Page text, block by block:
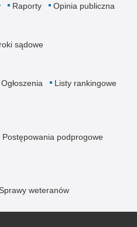
Raporty Opinia publiczna
sądowe
Ogłoszenia
Listy rankingowe
Postępowania podprogowe
Sprawy weteranów